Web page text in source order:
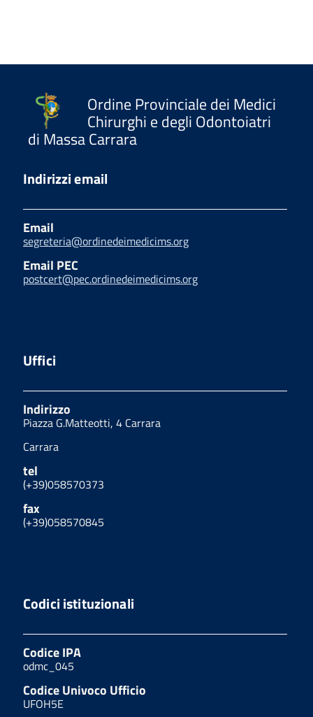
Ordine Provinciale dei Medici
Chirurghi e degli Odontoiatri
di Massa Carrara
Indirizzi email
Email
segreteria@ordinedeimedicims.org
Email PEC
postcert@pec.ordinedeimedicims.org
Uffici
Indirizzo
Piazza G.Matteotti, 4 Carrara
Carrara
tel
(+39)058570373
fax
(+39)058570845
Codici istituzionali
Codice IPA
odmc_045
Codice Univoco Ufficio
UFOH5E